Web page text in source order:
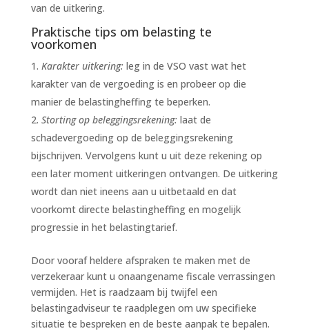
van de uitkering.
Praktische tips om belasting te
voorkomen
Karakter uitkering:leg in de VSO vast wat het
karakter van de vergoeding is en probeer op die
manier de belastingheffing te beperken.
Storting op beleggingsrekening: laat de
schadevergoeding op de beleggingsrekening
bijschrijven. Vervolgens kunt u uit deze rekening op
een later moment uitkeringen ontvangen. De uitkering
wordt dan niet ineens aan u uitbetaald en dat
voorkomt directe belastingheffing en mogelijk
progressie in het belastingtarief.
Door vooraf heldere afspraken te maken met de
verzekeraar kunt u onaangename fiscale verrassingen
vermijden. Het is raadzaam bij twijfel een
belastingadviseur te raadplegen om uw specifieke
situatie te bespreken en de beste aanpak te bepalen.